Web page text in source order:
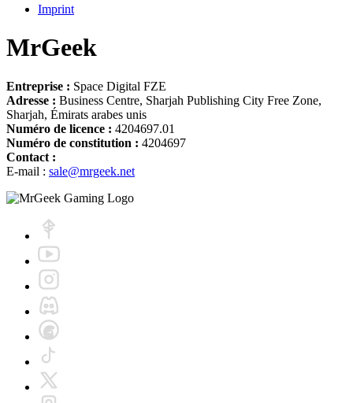
Imprint
MrGeek
Entreprise : Space Digital FZE
Adresse : Business Centre, Sharjah Publishing City Free Zone,
Sharjah, Émirats arabes unis
Numéro de licence : 4204697.01
Numéro de constitution : 4204697
Contact :
E-mail : sale@mrgeek.net